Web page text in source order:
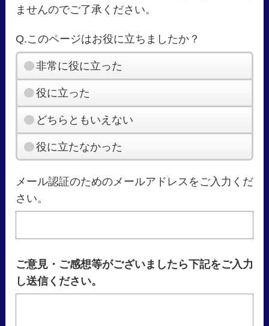
ませんのでご了承ください。
Q.このページはお役に立ちましたか？
非常に役に立った
役に立った
どちらともいえない
役に立たなかった
メール認証のためのメールアドレスをご入力くだ
さい。
ご意見・ご感想等がございましたら下記をご入力
し送信ください。